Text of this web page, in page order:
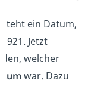
steht ein Datum,
Jetzt
welcher
war. Dazu